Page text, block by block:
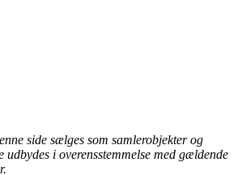
side sælges som samlerobjekter og
udbydes i overensstemmelse med gældende